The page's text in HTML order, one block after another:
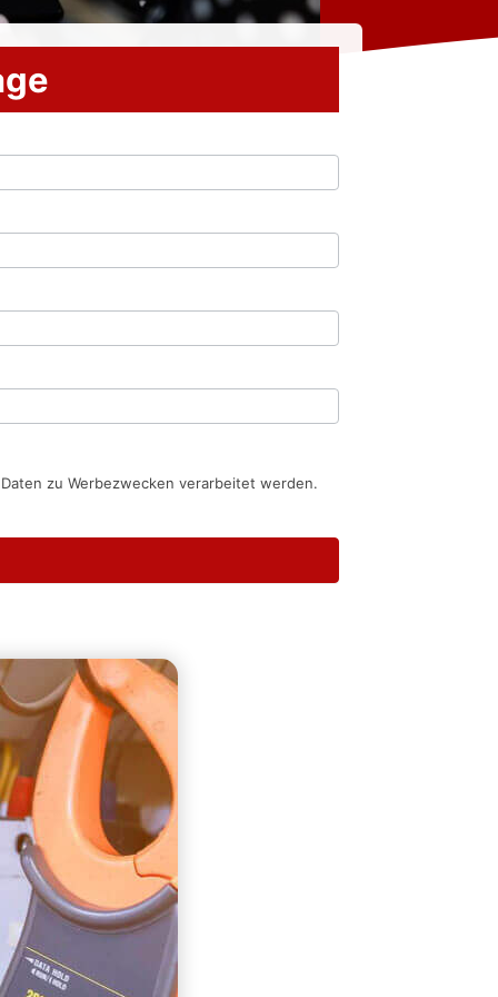
zu Werbezwecken verarbeitet werden.